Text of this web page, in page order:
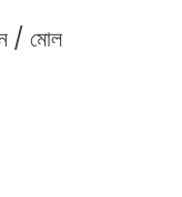
/ মোল